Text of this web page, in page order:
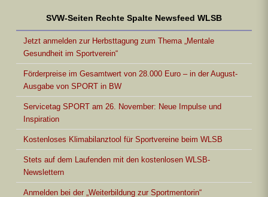
SVW-Seiten Rechte Spalte Newsfeed WLSB
Jetzt anmelden zur Herbsttagung zum Thema „Mentale
Gesundheit im Sportverein“
Förderpreise im Gesamtwert von 28.000 Euro – in der August-
Ausgabe von SPORT in BW
Servicetag SPORT am 26. November: Neue Impulse und
Inspiration
Kostenloses Klimabilanztool für Sportvereine beim WLSB
Stets auf dem Laufenden mit den kostenlosen WLSB-
Newslettern
Anmelden bei der „Weiterbildung zur Sportmentorin“